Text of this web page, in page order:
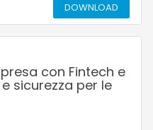
DOWNLOAD
con Fintech e
sicurezza per le